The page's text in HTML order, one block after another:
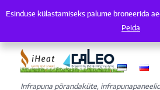
Infrapuna põrandaküte,
Esinduse külastamiseks palume broneerida
Esinduse külastamiseks palume broneerida
Peida